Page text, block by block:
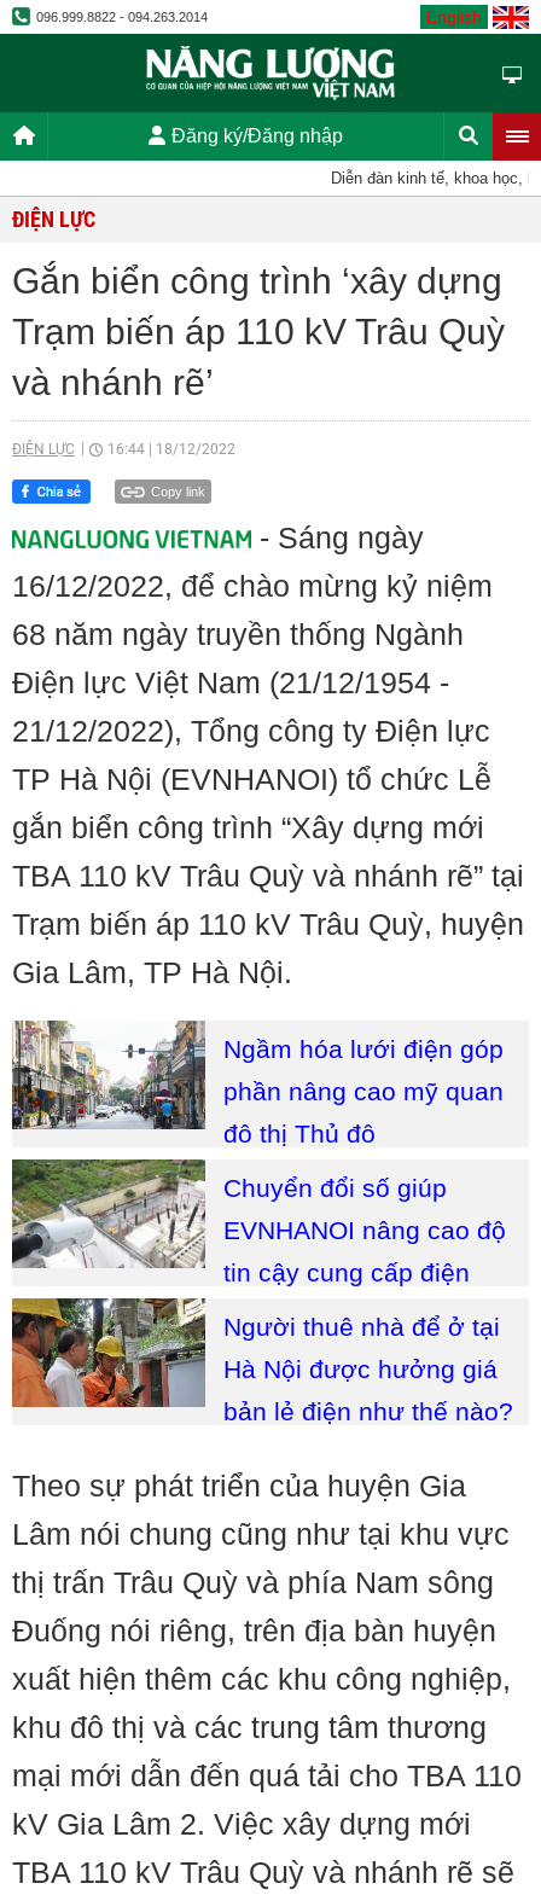
096.999.8822 - 094.263.2014 English
Đăng ký/Đăng nhập
Diễn đàn kinh tế, khoa học, kỹ
ĐIỆN LỰC
Gắn biển công trình ‘xây dựng
Trạm biến áp 110 kV Trâu Quỳ
và nhánh rẽ’
ĐIỆN LỰC 16:44 18/12/2022
Copy link
- Sáng ngày
16/12/2022, để chào mừng kỷ niệm
68 năm ngày truyền thống Ngành
Điện lực Việt Nam (21/12/1954 -
21/12/2022), Tổng công ty Điện lực
TP Hà Nội (EVNHANOI) tổ chức Lễ
gắn biển công trình “Xây dựng mới
TBA 110 kV Trâu Quỳ và nhánh rẽ” tại
Trạm biến áp 110 kV Trâu Quỳ, huyện
Gia Lâm, TP Hà Nội.
Ngầm hóa lưới điện góp
phần nâng cao mỹ quan
đô thị Thủ đô
Chuyển đổi số giúp
EVNHANOI nâng cao độ
tin cậy cung cấp điện
Người thuê nhà để ở tại
Hà Nội được hưởng giá
bản lẻ điện như thế nào?
Theo sự phát triển của huyện Gia
Lâm nói chung cũng như tại khu vực
thị trấn Trâu Quỳ và phía Nam sông
Đuống nói riêng, trên địa bàn huyện
xuất hiện thêm các khu công nghiệp,
khu đô thị và các trung tâm thương
mại mới dẫn đến quá tải cho TBA 110
kV Gia Lâm 2. Việc xây dựng mới
TBA 110 kV Trâu Quỳ và nhánh rẽ sẽ